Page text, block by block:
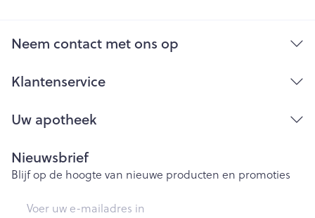
Neem contact met ons op
Klantenservice
Uw apotheek
Nieuwsbrief
Blijf op de hoogte van nieuwe producten en promoties